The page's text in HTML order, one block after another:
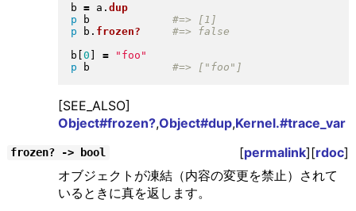
b = a . dup
p b
p b . frozen?
b [0 ] = " foo "
p b
[SEE_ALSO]
Object#frozen?,Object#dup,Kernel.#trace_var
frozen? -> bool [permalink][rdoc]
オブジェクトが凍結（内容の変更を禁止）されて
いるときに真を返します。